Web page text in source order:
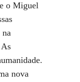
o Miguel
na
nova